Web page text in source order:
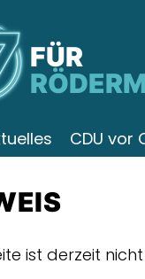
FÜR
CDU vor
ist derzeit